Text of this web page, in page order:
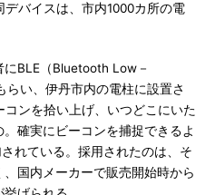
デバイスは、市内1000カ所の電
BLE（Bluetooth Low－
い、伊丹市内の電柱に設置さ
ンを拾い上げ、いつどこにいた
確実にビーコンを捕捉できるよ
れている。採用されたのは、そ
国内メーカーで販売開始時から